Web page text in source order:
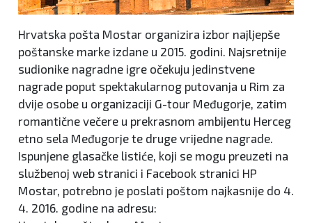
Hrvatska pošta Mostar organizira izbor najljepše
poštanske marke izdane u 2015. godini. Najsretnije
sudionike nagradne igre očekuju jedinstvene
nagrade poput spektakularnog putovanja u Rim za
dvije osobe u organizaciji G-tour Međugorje, zatim
romantične večere u prekrasnom ambijentu Herceg
etno sela Međugorje te druge vrijedne nagrade.
Ispunjene glasačke listiće, koji se mogu preuzeti na
službenoj web stranici i Facebook stranici HP
Mostar, potrebno je poslati poštom najkasnije do 4.
4. 2016. godine na adresu: